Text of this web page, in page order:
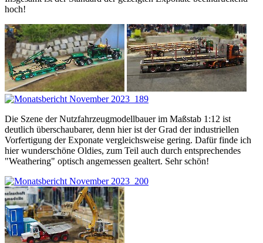
hoch!
Die Szene der Nutzfahrzeugmodellbauer im Maßstab 1:12 ist
deutlich überschaubarer, denn hier ist der Grad der industriellen
Vorfertigung der Exponate vergleichsweise gering. Dafür finde ich
hier wunderschöne Oldies, zum Teil auch durch entsprechendes
"Weathering" optisch angemessen gealtert. Sehr schön!